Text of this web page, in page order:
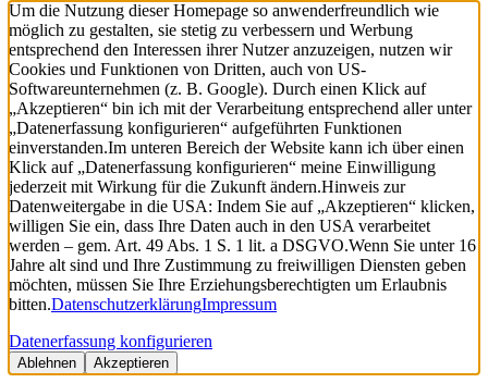
Um die Nutzung dieser Homepage so anwenderfreundlich wie
möglich zu gestalten, sie stetig zu verbessern und Werbung
entsprechend den Interessen ihrer Nutzer anzuzeigen, nutzen wir
Cookies und Funktionen von Dritten, auch von US-
Softwareunternehmen (z. B. Google). Durch einen Klick auf
„Akzeptieren“ bin ich mit der Verarbeitung entsprechend aller unter
„Datenerfassung konfigurieren“ aufgeführten Funktionen
einverstanden.Im unteren Bereich der Website kann ich über einen
Klick auf „Datenerfassung konfigurieren“ meine Einwilligung
jederzeit mit Wirkung für die Zukunft ändern.Hinweis zur
Datenweitergabe in die USA: Indem Sie auf „Akzeptieren“ klicken,
willigen Sie ein, dass Ihre Daten auch in den USA verarbeitet
werden – gem. Art. 49 Abs. 1 S. 1 lit. a DSGVO.Wenn Sie unter 16
Jahre alt sind und Ihre Zustimmung zu freiwilligen Diensten geben
möchten, müssen Sie Ihre Erziehungsberechtigten um Erlaubnis
bitten.DatenschutzerklärungImpressum
Datenerfassung konfigurieren
Ablehnen Akzeptieren